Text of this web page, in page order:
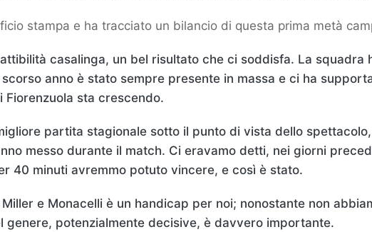
stampa e ha tracciato un bilancio di questa prima metà
casalinga, un bel risultato che ci soddisfa. La squadra
anno è stato sempre presente in massa e ci ha
sta crescendo.
partita stagionale sotto il punto di vista dello
messo durante il match. Ci eravamo detti, nei giorni
40 minuti avremmo potuto vincere, e così è stato.
e Monacelli è un handicap per noi; nonostante non
potenzialmente decisive, è davvero importante.